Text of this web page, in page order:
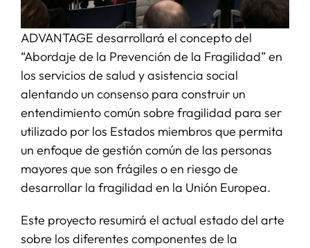
ADVANTAGE desarrollará el concepto del
“Abordaje de la Prevención de la Fragilidad” en
los servicios de salud y asistencia social
alentando un consenso para construir un
entendimiento común sobre fragilidad para ser
utilizado por los Estados miembros que permita
un enfoque de gestión común de las personas
mayores que son frágiles o en riesgo de
desarrollar la fragilidad en la Unión Europea.
Este proyecto resumirá el actual estado del arte
sobre los diferentes componentes de la